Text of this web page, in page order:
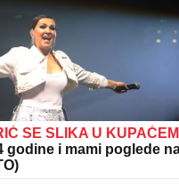
KONCERT
shvatila da situacija
"ZAPLAČEM KADA MI
Mina Kostić se nakon
ne odvaja od Kaspera:
obratio emotivnim
RIJALITI ZVEZDA ŽIVI